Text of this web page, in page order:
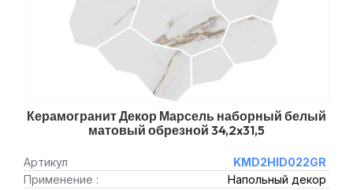
Керамогранит Декор Марсель наборный белый
матовый обрезной 34,2x31,5
Артикул
KMD2HID022GR
Применение :
Напольный декор